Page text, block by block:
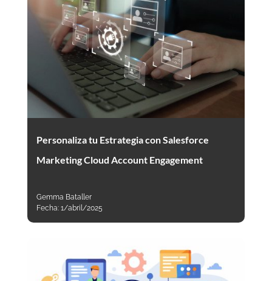
Personaliza tu Estrategia con Salesforce
Marketing Cloud Account Engagement
Gemma Bataller
Fecha: 1/abril/2025